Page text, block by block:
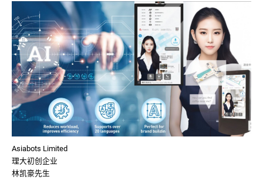
Asiabots Limited
理大初创企业
林凯豪先生